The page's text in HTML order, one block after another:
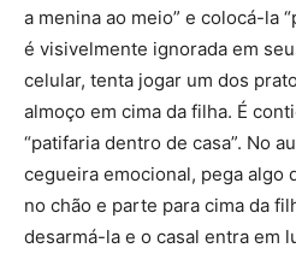
a menina ao meio” e colocá-la
é visivelmente ignorada em
celular, tenta jogar um dos
almoço em cima da filha. É
“patifaria dentro de casa”. No
cegueira emocional, pega algo
no chão e parte para cima da
desarmá-la e o casal entra em